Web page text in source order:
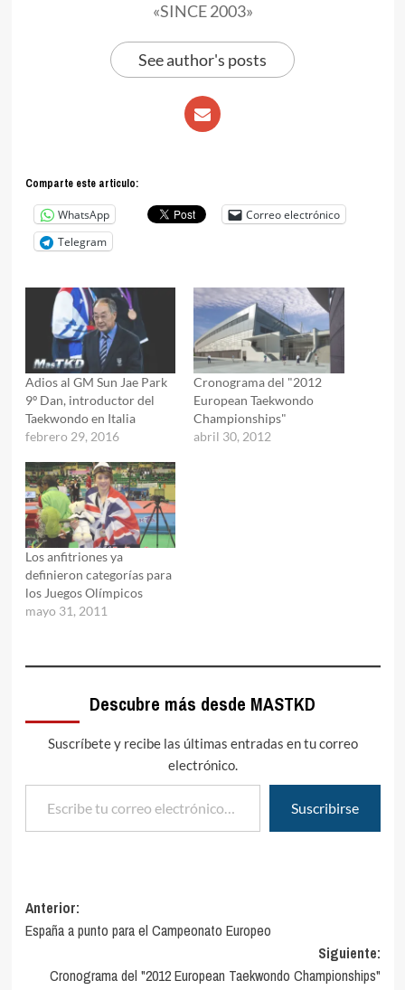
«SINCE 2003»
See author's posts
Comparte este articulo:
WhatsApp
Correo electrónico
Telegram
Adios al GM Sun Jae Park
9º Dan, introductor del
Taekwondo en Italia
febrero 29, 2016
Cronograma del "2012
European Taekwondo
Championships"
abril 30, 2012
Los anfitriones ya
definieron categorías para
los Juegos Olímpicos
mayo 31, 2011
Descubre más desde MASTKD
Suscríbete y recibe las últimas entradas en tu correo
electrónico.
Escribe tu correo electrónico…
Suscribirse
Navegación
de
entradas
Anterior:
España a punto para el Campeonato Europeo
Siguiente:
Cronograma del "2012 European Taekwondo Championships"